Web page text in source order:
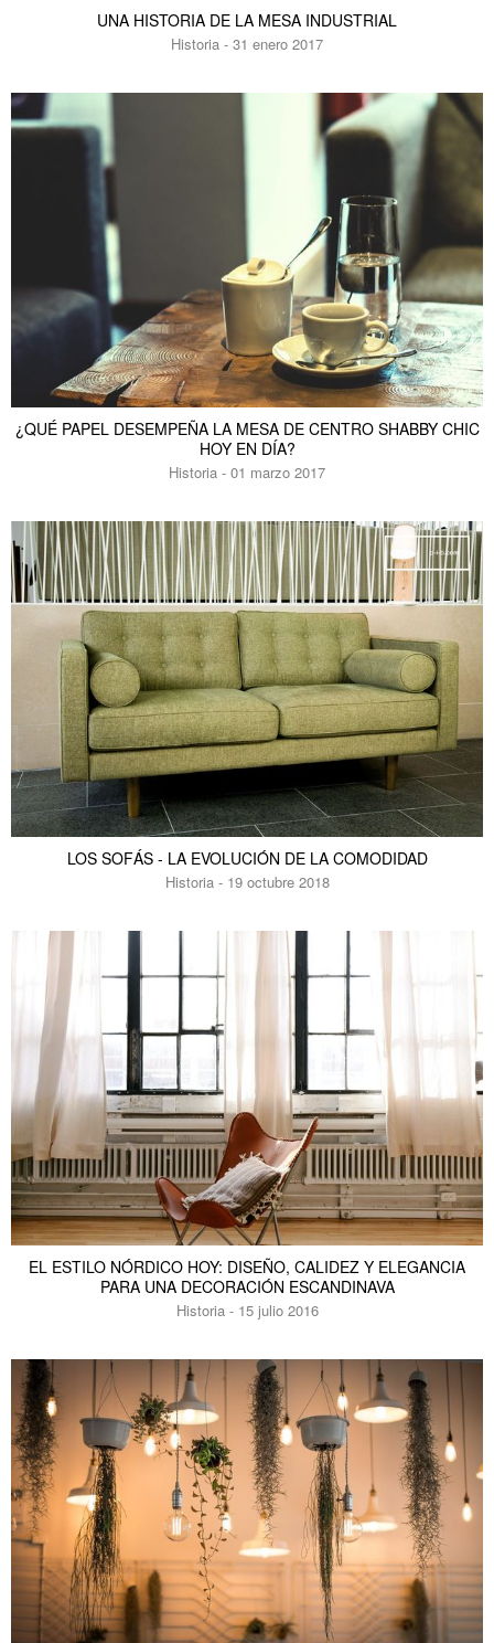
UNA HISTORIA DE LA MESA INDUSTRIAL
Historia - 31 enero 2017
¿QUÉ PAPEL DESEMPEÑA LA MESA DE CENTRO SHABBY CHIC
HOY EN DÍA?
Historia - 01 marzo 2017
LOS SOFÁS - LA EVOLUCIÓN DE LA COMODIDAD
Historia - 19 octubre 2018
EL ESTILO NÓRDICO HOY: DISEÑO, CALIDEZ Y ELEGANCIA
PARA UNA DECORACIÓN ESCANDINAVA
Historia - 15 julio 2016